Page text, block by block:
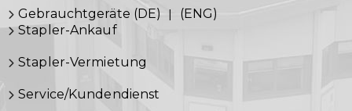
Gebrauchtgeräte (DE) |
(ENG)
Stapler-Ankauf
Stapler-Vermietung
Service/Kundendienst